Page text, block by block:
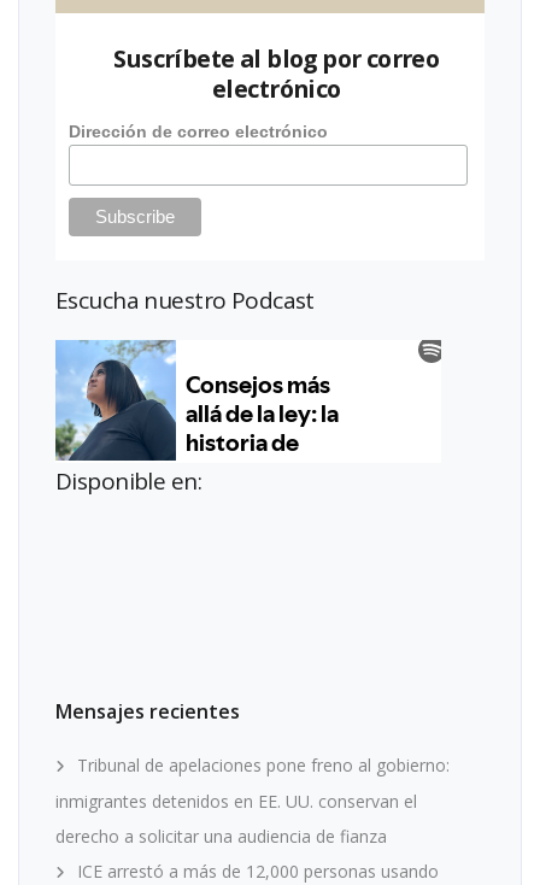
Suscríbete al blog por correo
electrónico
Dirección de correo electrónico
Escucha nuestro Podcast
Disponible en:
Mensajes recientes
Tribunal de apelaciones pone freno al gobierno:
inmigrantes detenidos en EE. UU. conservan el
derecho a solicitar una audiencia de fianza
ICE arrestó a más de 12,000 personas usando